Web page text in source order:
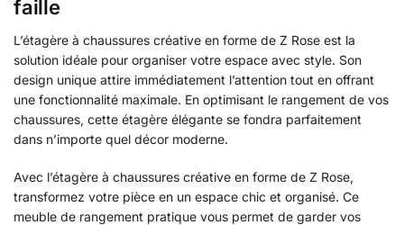
faille
L’étagère à chaussures créative en forme de Z Rose est la
solution idéale pour organiser votre espace avec style. Son
design unique attire immédiatement l’attention tout en offrant
une fonctionnalité maximale. En optimisant le rangement de vos
chaussures, cette étagère élégante se fondra parfaitement
dans n’importe quel décor moderne.
Avec l’étagère à chaussures créative en forme de Z Rose,
transformez votre pièce en un espace chic et organisé. Ce
meuble de rangement pratique vous permet de garder vos